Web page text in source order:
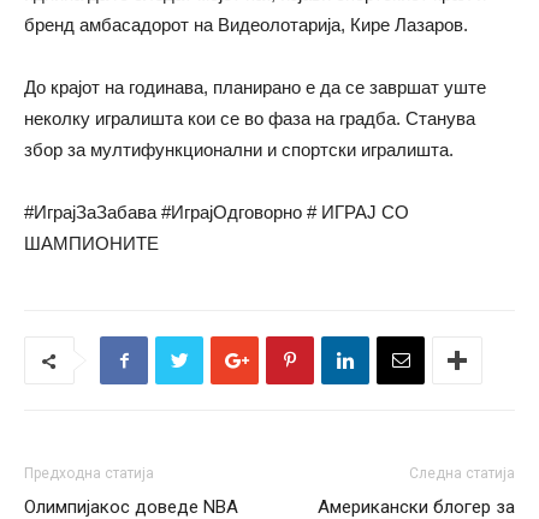
бренд амбасадорот на Видеолотарија, Кире Лазаров.
До крајот на годинава, планирано е да се завршат уште
неколку игралишта кои се во фаза на градба. Станува
збор за мултифункционални и спортски игралишта.
#ИграјЗаЗабава #ИграјОдговорно # ИГРАЈ СО
ШАМПИОНИТЕ
Предходна статија
Олимпијакос доведе NBA
Следна статија
Американски блогер за